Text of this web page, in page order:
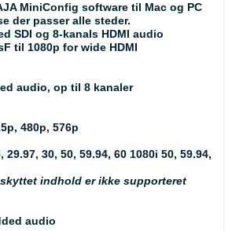
MiniConfig software til Mac og PC
der passer alle steder.
SDI og 8-kanals HDMI audio
til 1080p for wide HDMI
audio, op til 8 kanaler
480p, 576p
29.97, 30, 50, 59.94, 60 1080i 50, 59.94,
indhold er ikke supporteret
audio